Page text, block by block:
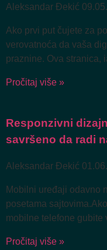
Aleksandar Đekić
Ako prvi put čujete za
verovatnoća da vaša
praznine. Ova stranica,
Pročitaj više »
Responzivni
savršeno da radi
Aleksandar Đekić
Mobilni uređaji odavno
posetama
mobilne telefone
Pročitaj više »